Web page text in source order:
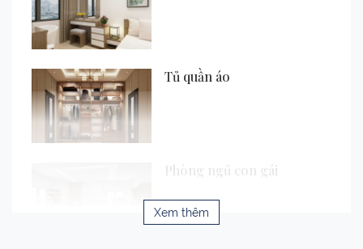
Tủ quần áo
Phòng ngủ con gái
Xem thêm